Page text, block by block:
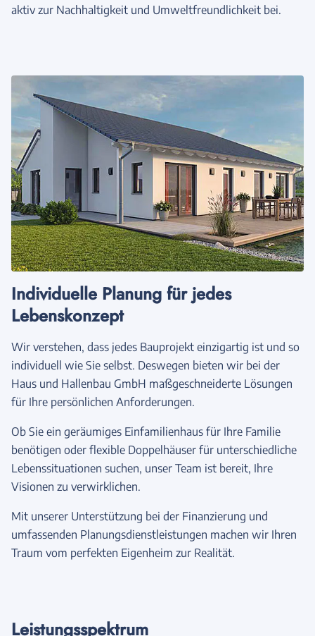
aktiv zur Nachhaltigkeit und Umweltfreundlichkeit bei.
Individuelle Planung für jedes
Lebenskonzept
Wir verstehen, dass jedes Bauprojekt einzigartig ist und so
individuell wie Sie selbst. Deswegen bieten wir bei der
Haus und Hallenbau GmbH maßgeschneiderte Lösungen
für Ihre persönlichen Anforderungen.
Ob Sie ein geräumiges Einfamilienhaus für Ihre Familie
benötigen oder flexible Doppelhäuser für unterschiedliche
Lebenssituationen suchen, unser Team ist bereit, Ihre
Visionen zu verwirklichen.
Mit unserer Unterstützung bei der Finanzierung und
umfassenden Planungsdienstleistungen machen wir Ihren
Traum vom perfekten Eigenheim zur Realität.
Leistungsspektrum